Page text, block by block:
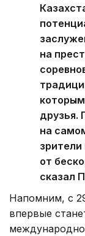
на
друзья.
на
от
сказал
Напомним, с
впервые